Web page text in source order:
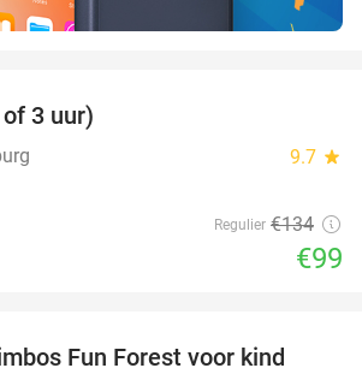
3 uur)
9.7 star
Regulier €134
€99
Fun Forest voor kind